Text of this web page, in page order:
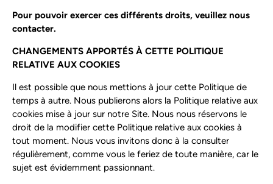
Pour pouvoir exercer ces différents droits, veuillez nous
contacter.
CHANGEMENTS APPORTÉS À CETTE POLITIQUE
RELATIVE AUX COOKIES
Il est possible que nous mettions à jour cette Politique de
temps à autre. Nous publierons alors la Politique relative aux
cookies mise à jour sur notre Site. Nous nous réservons le
droit de la modifier cette Politique relative aux cookies à
tout moment. Nous vous invitons donc à la consulter
régulièrement, comme vous le feriez de toute manière, car le
sujet est évidemment passionnant.